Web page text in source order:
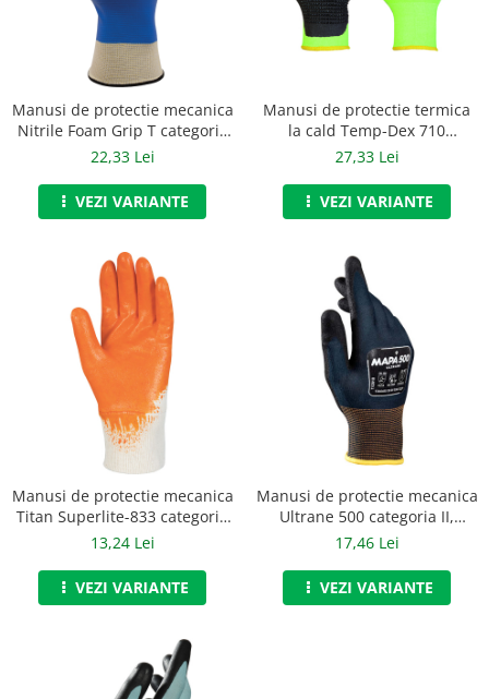
Manusi de protectie mecanica
Nitrile Foam Grip T categoria
II, Showa, art.C389
22,33 Lei
VEZI VARIANTE
Manusi de protectie termica
la cald Temp-Dex 710
categoria II, art.C882
27,33 Lei
VEZI VARIANTE
Manusi de protectie mecanica
Titan Superlite-833 categoria
II, art.C893
13,24 Lei
VEZI VARIANTE
Manusi de protectie mecanica
Ultrane 500 categoria II,
art.C900
17,46 Lei
VEZI VARIANTE